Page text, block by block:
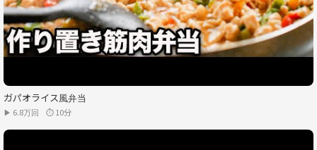
ガパオライス風弁当
▶ 6.8万回 ⏱ 10分